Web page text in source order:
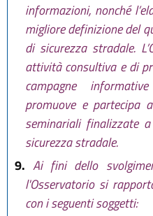
informazioni, nonché
migliore definizione del
di sicurezza stradale.
attività consultiva e di
campagne
promuove e partecipa
seminariali finalizzate
sicurezza stradale.
9. Ai fini dello
l'Osservatorio si
con i seguenti soggetti: